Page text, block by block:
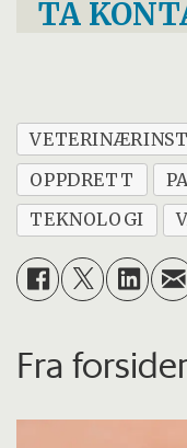
TA
OPPDRETT
TEKNOLOGI
Fra